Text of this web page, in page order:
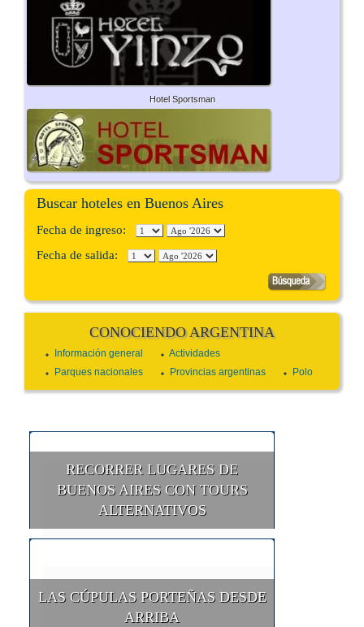
Hotel Sportsman
Buscar hoteles en Buenos Aires
Fecha de ingreso:
Fecha de salida:
CONOCIENDO ARGENTINA
Información general
Actividades
Parques nacionales
Provincias argentinas Polo
RECORRER LUGARES DE
BUENOS AIRES CON TOURS
ALTERNATIVOS
LAS CÚPULAS PORTEÑAS DESDE
ARRIBA